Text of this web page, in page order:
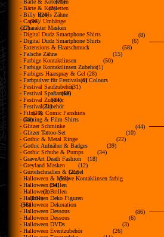
- Bärte & Koteletten
(71)
- Bärte & Koteletten
(2)
- Billy Bob´s Zähne
(24)
- Capes / Umhänge
(96)
- Charakter Masken
(27)
- Digital Dudz Smartphone Shirts
(8)
- Digital Dudz Smartphone Shirts
(6)
- Extensions & Haarschmuck
(58)
- Falsche Zähne
(15)
- Farbige Kontaktlinsen
(50)
- Farbige Kontaktlinsen Zubehör(1)
- Farbiges Haarspray & Gel (28)
- Farbpulver für Festivals of Colours
(6)
- Festival Saufzubehör(31)
- Festival Spaßartikel
(68)
- Festival Zubehör
(14)
- Festival Zubehör
(31)
- Film- & Comic Fanshirts
(20)
- Gaming & Film Shirts
(88)
- Glitzer Schminke
(44)
- Glitzer Tattoo-Set
(10)
- Gothic & Metal Ringe
(22)
- Gothic Aufnäher & Badges
(39)
- Gothic Schuhe & Pumps
(34)
- GraveArt Death Fashion
(18)
- Greyland Masken
(12)
- Gürtelschnallen & Gürtel
(21)
- Halloween & Motive Kontaklinsen farbig
(93)
- Halloween Brillen
(34)
- Halloween Brillen
(2)
- Halloween Deko Figuren
(101)
- Halloween Dekoration
(58)
- Halloween Dessous
(86)
- Halloween Dessous
(6)
- Halloween DVDs
(3)
- Halloween Eventzubehör
(26)